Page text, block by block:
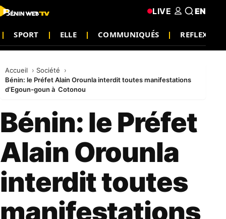
SPORT ELLE COMMUNIQUÉS REFLEXION
LIVE EN
Accueil
Société
Bénin: le Préfet Alain Orounla interdit toutes manifestations
d’Egoun-goun à Cotonou
Bénin: le Préfet
Alain Orounla
interdit toutes
manifestations